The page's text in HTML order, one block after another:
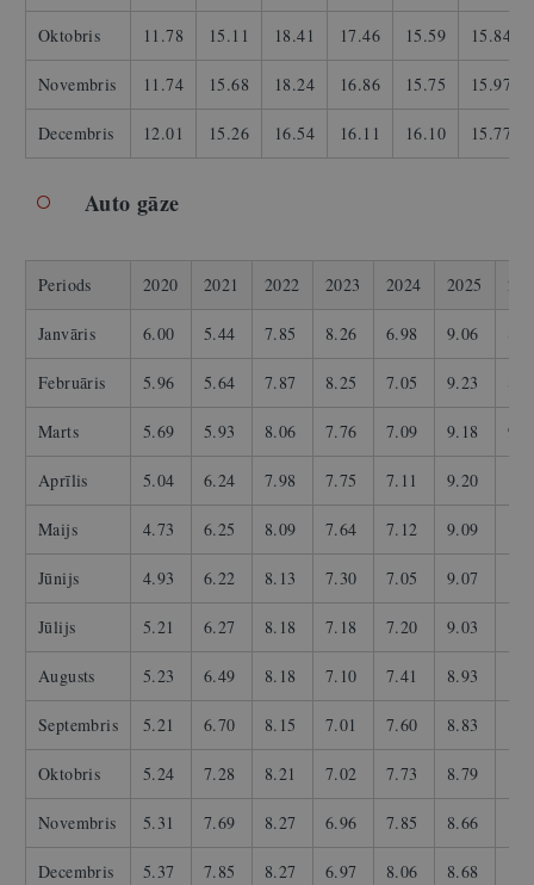
Oktobris 11.78 15.11 18.41 17.46 15.59 15.84
Novembris 11.74 15.68 18.24 16.86 15.75 15.97
Decembris 12.01 15.26 16.54 16.11 16.10 15.77
Auto gāze
Periods 2020 2021 2022 2023 2024 2025
Janvāris 6.00 5.44 7.85 8.26 6.98 9.06
Februāris 5.96 5.64 7.87 8.25 7.05 9.23
Marts 5.69 5.93 8.06 7.76 7.09 9.18
Aprīlis 5.04 6.24 7.98 7.75 7.11 9.20
Maijs 4.73 6.25 8.09 7.64 7.12 9.09
Jūnijs 4.93 6.22 8.13 7.30 7.05 9.07
Jūlijs 5.21 6.27 8.18 7.18 7.20 9.03
Augusts 5.23 6.49 8.18 7.10 7.41 8.93
Septembris 5.21 6.70 8.15 7.01 7.60 8.83
Oktobris 5.24 7.28 8.21 7.02 7.73 8.79
Novembris 5.31 7.69 8.27 6.96 7.85 8.66
Decembris 5.37 7.85 8.27 6.97 8.06 8.68